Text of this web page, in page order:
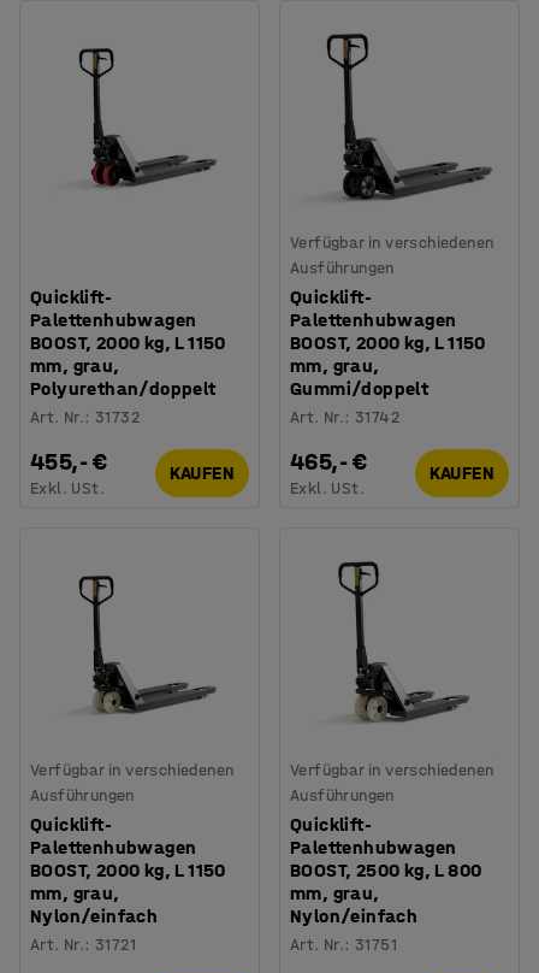
Quicklift-
Palettenhubwagen
BOOST, 2000 kg, L 1150
mm, grau,
Polyurethan/doppelt
Art. Nr.:31732
455,- €
Exkl. USt.
KAUFEN
Verfügbar in verschiedenen
Ausführungen
Quicklift-
Palettenhubwagen
BOOST, 2000 kg, L 1150
mm, grau,
Gummi/doppelt
Art. Nr.:31742
465,- €
Exkl. USt.
KAUFEN
Verfügbar in verschiedenen
Ausführungen
Quicklift-
Palettenhubwagen
BOOST, 2000 kg, L 1150
mm, grau,
Nylon/einfach
Art. Nr.:31721
Verfügbar in verschiedenen
Ausführungen
Quicklift-
Palettenhubwagen
BOOST, 2500 kg, L 800
mm, grau,
Nylon/einfach
Art. Nr.:31751